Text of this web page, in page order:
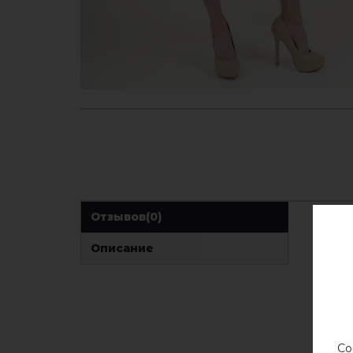
Отзывов(0)
Описание